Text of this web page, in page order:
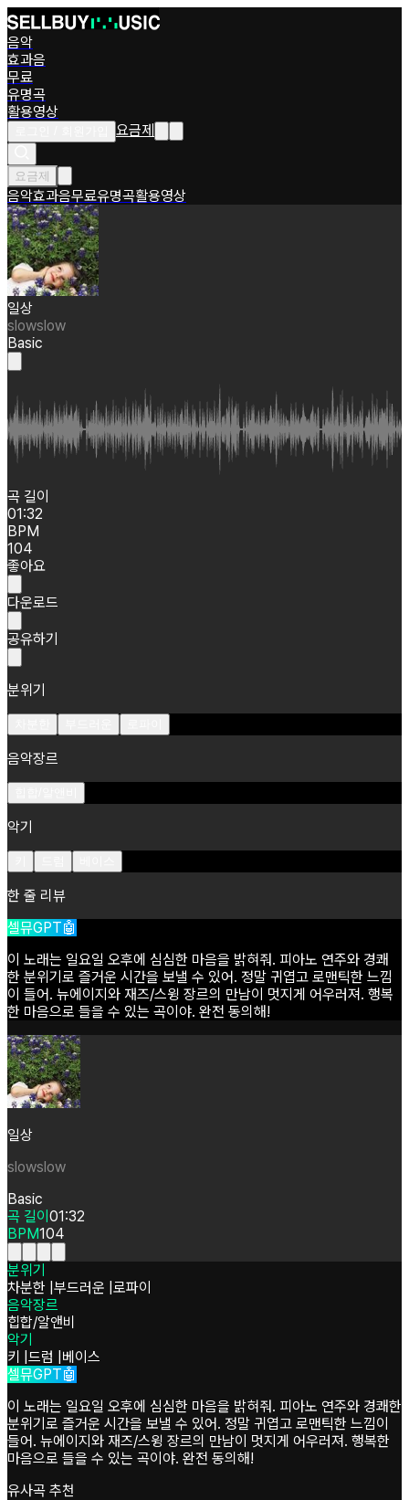
음악
효과음
무료
유명곡
활용영상
요금제
요금제
음악효과음무료유명곡활용영상
일상
slowslow
Basic
곡 길이
01:32
BPM
104
좋아요
다운로드
공유하기
분위기
음악장르
악기
한 줄 리뷰
셀뮤GPT🤖
이 노래는 일요일 오후에 심심한 마음을 밝혀줘. 피아노 연주와 경쾌
한 분위기로 즐거운 시간을 보낼 수 있어. 정말 귀엽고 로맨틱한 느낌
이 들어. 뉴에이지와 재즈/스윙 장르의 만남이 멋지게 어우러져. 행복
한 마음으로 들을 수 있는 곡이야. 완전 동의해!
일상
slowslow
Basic
곡 길이 01:32
BPM104
분위기
차분한 부드러운 로파이
음악장르
힙합/알앤비
악기
키 드럼
베이스
셀뮤GPT🤖
이 노래는 일요일 오후에 심심한 마음을 밝혀줘. 피아노 연주와 경쾌한
분위기로 즐거운 시간을 보낼 수 있어. 정말 귀엽고 로맨틱한 느낌이
들어. 뉴에이지와 재즈/스윙 장르의 만남이 멋지게 어우러져. 행복한
마음으로 들을 수 있는 곡이야. 완전 동의해!
유사곡 추천